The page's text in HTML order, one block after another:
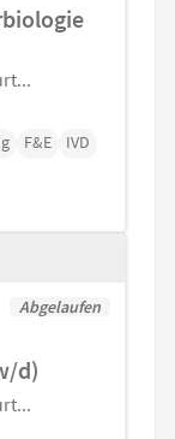
F&E
IVD
Abgelaufen
d)